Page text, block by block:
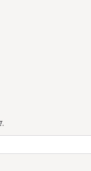
है) में बराबर मात्रा में बीजों